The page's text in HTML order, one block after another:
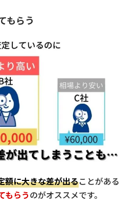
もらう
額に大きな差が出ることがある
もらうのがオススメです。